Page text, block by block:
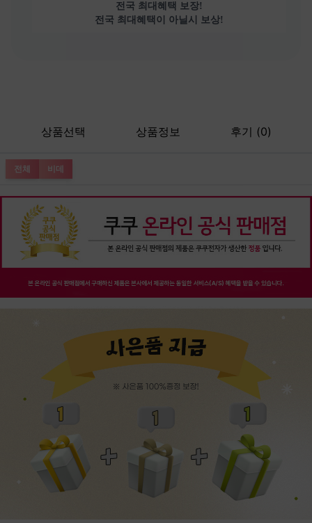
전국 최대혜택 보장!
전국 최대혜택이 아닐시 보상!
상품선택 상품정보 후기 (0)
전체 비데